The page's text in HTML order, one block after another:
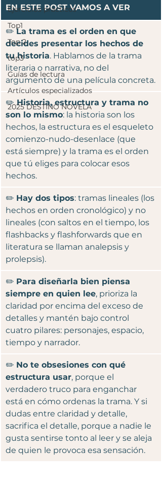
Ejercicios prácticos
Top1
Top 2
top3
Guías de lectura
Artículos especializados
2025 DESTINO NOVELA
EN ESTE POST VAMOS A VER
✏️ La trama es el orden en que
decides presentar los hechos de
tu historia. Hablamos de la trama
literaria o narrativa, no del
argumento de una película concreta.
✏️ Historia, estructura y trama no
son lo mismo: la historia son los
hechos, la estructura es el esqueleto
comienzo-nudo-desenlace (que
está siempre) y la trama es el orden
que tú eliges para colocar esos
hechos.
✏️ Hay dos tipos: tramas lineales (los
hechos en orden cronológico) y no
lineales (con saltos en el tiempo, los
flashbacks y flashforwards que en
literatura se llaman analepsis y
prolepsis).
✏️ Para diseñarla bien piensa
siempre en quien lee, prioriza la
claridad por encima del exceso de
detalles y mantén bajo control
cuatro pilares: personajes, espacio,
tiempo y narrador.
✏️ No te obsesiones con qué
estructura usar, porque el
verdadero truco para enganchar
está en cómo ordenas la trama. Y si
dudas entre claridad y detalle,
sacrifica el detalle, porque a nadie le
gusta sentirse tonto al leer y se aleja
de quien le provoca esa sensación.